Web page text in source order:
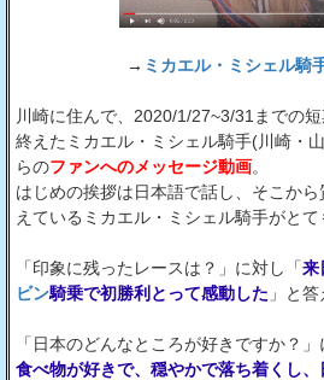
→ ミカエル・ミシェル騎
川崎に住んで、2020/1/27~3/31までの
終えたミカエル・ミシェル騎手(川崎・
らのファンへのメッセージ動画。
はじめの挨拶は日本語で話し、そこか
えているミカエル・ミシェル騎手がとて
「印象に残ったレースは？」に対し「来
ビン騎乗で初勝利とって感動した 」と答
「日本のどんなところが好きですか？
食べ物が好きで、穏やかで落ち着くし